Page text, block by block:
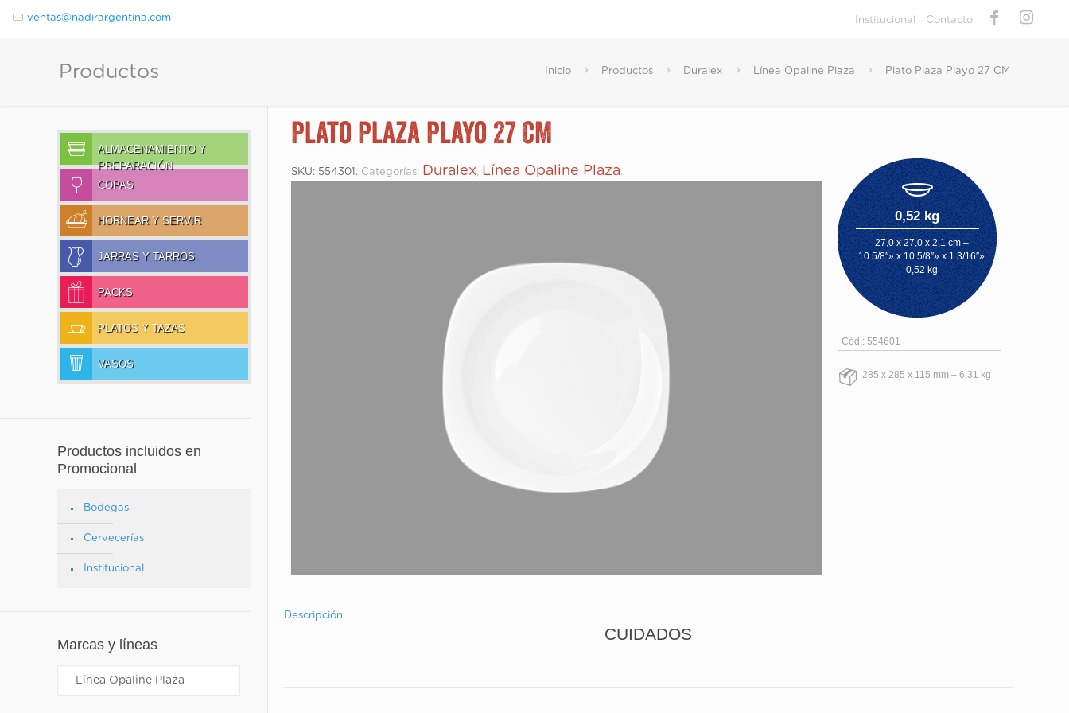
ventas@nadirargentina.com Institucional Contacto
Productos Inicio Productos Duralex Línea Opaline Plaza Plato Plaza Playo 27 CM
Plato Plaza Playo 27 CM
SKU: 554301 . Categorías: Duralex, Línea Opaline Plaza.
0,52 kg
27,0 x 27,0 x 2,1 cm –
10 5/8″» x 10 5/8″» x 1 3/16″»
0,52 kg
Cód.: 554601
285 x 285 x 115 mm – 6,31 kg
Descripción
CUIDADOS
ALMACENAMIENTO Y
PREPARACIÓN
COPAS
HORNEAR Y SERVIR
JARRAS Y TARROS
PACKS
PLATOS Y TAZAS
VASOS
Productos incluidos en
Promocional
Bodegas
Cervecerías
Institucional
Marcas y líneas